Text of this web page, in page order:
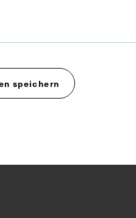
speichern